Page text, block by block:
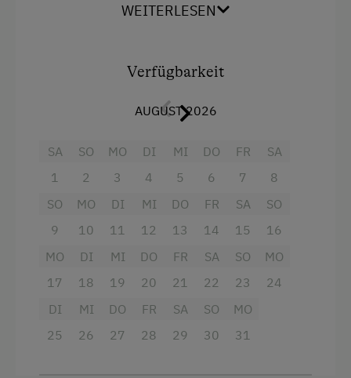
Verbindung von Altem und Neuem. Das Zimmer
überdachten Bereich vom Eingang über den
Ausstattung
Fernseher
Getränkeerwerb im Haus
Haarföhn
Handtücher
Kinderbett
WEITERLESEN
Verfügbarkeit
AUGUST 2026
SA
1
SO
2
MO
3
DI
4
MI
5
DO
6
FR
7
SA
8
SO
9
MO
10
DI
11
MI
12
DO
13
FR
14
SA
15
SO
16
MO
17
DI
18
MI
19
DO
20
FR
21
SA
22
SO
23
MO
24
DI
25
MI
26
DO
27
FR
28
SA
29
SO
30
MO
31